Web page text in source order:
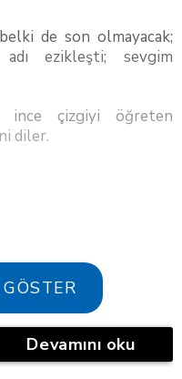
de son olmayacak;
adı ezikleşti; sevgim
ince çizgiyi öğreten
diler.
Devamını oku